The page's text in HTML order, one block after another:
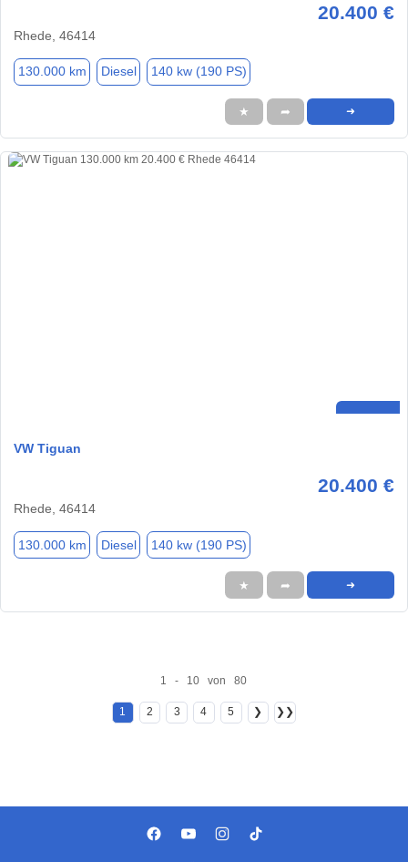
20.400 €
Rhede, 46414
130.000 km Diesel 140 kw (190 PS)
★ ➦ ➜
VW Tiguan
20.400 €
Rhede, 46414
130.000 km Diesel 140 kw (190 PS)
★ ➦ ➜
1 - 10 von 80
1 2 3 4 5 ❯ ❯❯